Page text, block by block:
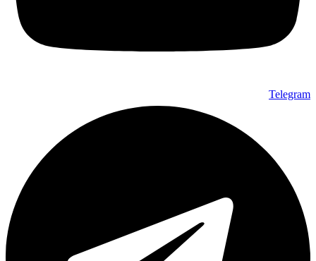
Telegram